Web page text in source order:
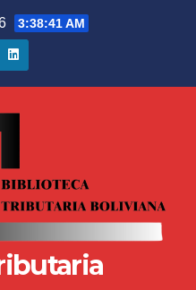
3:38:42 AM